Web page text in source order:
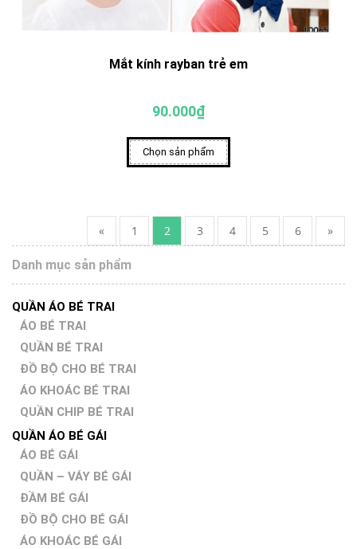
Mắt kính rayban trẻ em
90.000₫
Chọn sản phẩm
« 1 2 3 4 5 6 »
Danh mục sản phẩm
QUẦN ÁO BÉ TRAI
ÁO BÉ TRAI
QUẦN BÉ TRAI
ĐỒ BỘ CHO BÉ TRAI
ÁO KHOÁC BÉ TRAI
QUẦN CHIP BÉ TRAI
QUẦN ÁO BÉ GÁI
ÁO BÉ GÁI
QUẦN – VÁY BÉ GÁI
ĐẦM BÉ GÁI
ĐỒ BỘ CHO BÉ GÁI
ÁO KHOÁC BÉ GÁI